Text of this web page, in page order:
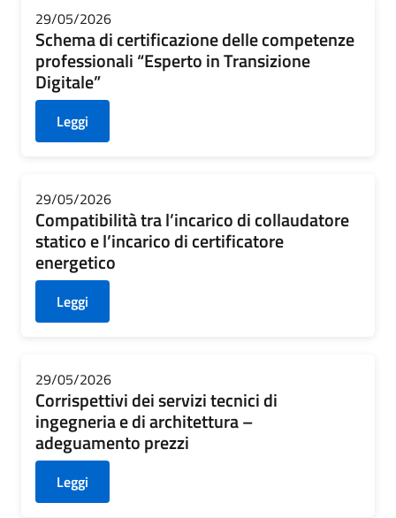
29/05/2026
Schema di certificazione delle competenze
professionali “Esperto in Transizione
Digitale”
Leggi
29/05/2026
Compatibilità tra l’incarico di collaudatore
statico e l’incarico di certificatore
energetico
Leggi
29/05/2026
Corrispettivi dei servizi tecnici di
ingegneria e di architettura –
adeguamento prezzi
Leggi